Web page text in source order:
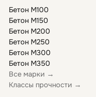
Бетон М100
Бетон М150
Бетон М200
Бетон М250
Бетон М300
Бетон М350
Все марки →
Классы прочности →